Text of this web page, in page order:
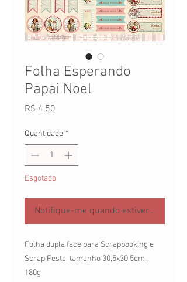
Folha Esperando
Papai Noel
R$ 4,50
Quantidade *
Esgotado
Notifique-me quando estiver disponível
Folha dupla face para Scrapbooking e
Scrap Festa, tamanho 30,5x30,5cm.
180g